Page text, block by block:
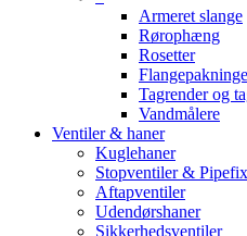
Armeret slange
Rørophæng
Rosetter
Tagrender og
Vandmålere
Ventiler & haner
Kuglehaner
Stopventiler & Pipefix
Aftapventiler
Udendørshaner
Sikkerhedsventiler